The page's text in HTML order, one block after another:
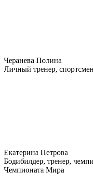
Черанева Полина
Личный тренер,
Екатерина Петрова
Бодибилдер, тренер,
Чемпионата Мира